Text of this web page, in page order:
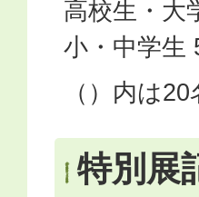
高校生・大
小・中学生
（）内は
特別展